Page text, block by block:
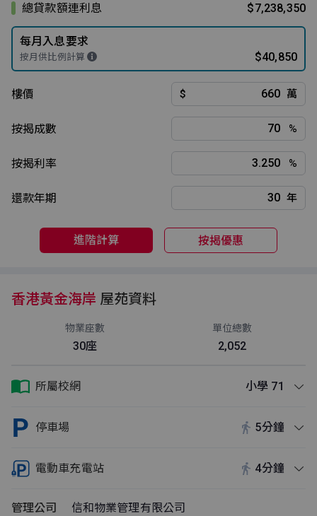
總貸款額連利息
$7,238,350
每月入息要求
按月供比例計算 $40,850
樓價 $ 萬
按揭成數 %
按揭利率 %
還款年期 年
進階計算 按揭優惠
香港黃金海岸 屋苑資料
物業座數
30座
單位總數
2,052
所屬校網 小學 71
停車場 5分鐘
電動車充電站 4分鐘
管理公司
信和物業管理有限公司